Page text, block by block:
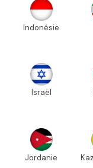
Indonésie
Israël
Jordanie